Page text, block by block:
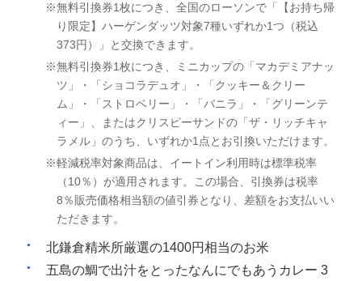
無料引換券1枚につき、全国のローソンで「【お持ち帰
り限定】ハーゲンダッツ対象7種いずれか1つ（税込
373円）」と交換できます。
無料引換券1枚につき、ミニカップの「マカデミアナッ
ツ」・「ショコラデュオ」・「クッキー＆クリー
ム」・「ストロベリー」・「バニラ」・「グリーンテ
ィー」、またはクリスピーサンドの「ザ・リッチキャ
ラメル」のうち、いずれか1点とお引換いただけます。
軽減税率対象商品は、イートイン利用時は標準税率
（10％）が適用されます。この場合、引換券は税率
8％販売価格相当額の値引券となり、差額をお支払いい
ただきます。
北鎌倉精米所厳選の1400円相当のお米
五島の鯛で出汁をとったなんにでもあうカレー 3